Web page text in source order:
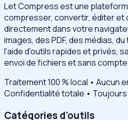
Let Compress est une
compresser, convertir, éditer et
directement dans votre
images, des PDF, des médias,
l'aide d'outils rapides et privés,
envoi de fichiers et sans
Traitement 100 % local • Aucun
Confidentialité totale •
Catégories d'outils